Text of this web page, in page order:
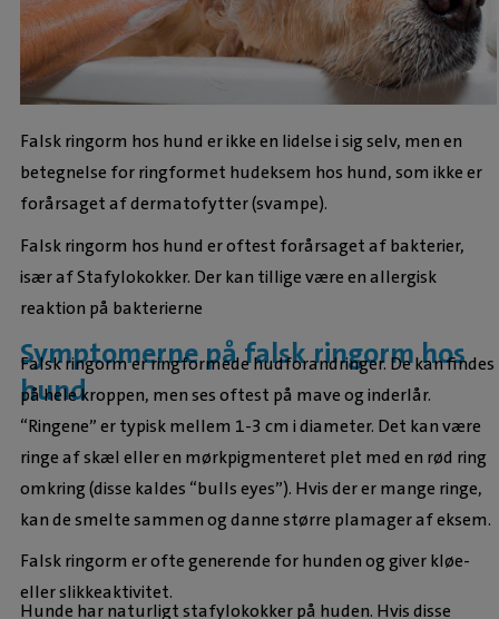
Falsk ringorm hos hund er ikke en lidelse i sig selv, men en
betegnelse for ringformet hudeksem hos hund, som ikke er
forårsaget af dermatofytter (svampe).
Falsk ringorm hos hund er oftest forårsaget af bakterier,
især af Stafylokokker. Der kan tillige være en allergisk
reaktion på bakterierne
Symptomerne på falsk ringorm hos
hund
Falsk ringorm er ringformede hudforandringer. De kan findes
på hele kroppen, men ses oftest på mave og inderlår.
“Ringene” er typisk mellem 1-3 cm i diameter. Det kan være
ringe af skæl eller en mørkpigmenteret plet med en rød ring
omkring (disse kaldes “bulls eyes”). Hvis der er mange ringe,
kan de smelte sammen og danne større plamager af eksem.
Falsk ringorm er ofte generende for hunden og giver kløe-
eller slikkeaktivitet.
Hunde har naturligt stafylokokker på huden. Hvis disse